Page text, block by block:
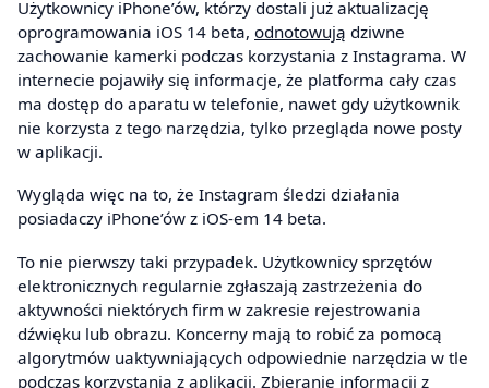
Użytkownicy iPhone’ów, którzy dostali już aktualizację
oprogramowania iOS 14 beta, odnotowują dziwne
zachowanie kamerki podczas korzystania z Instagrama. W
internecie pojawiły się informacje, że platforma cały czas
ma dostęp do aparatu w telefonie, nawet gdy użytkownik
nie korzysta z tego narzędzia, tylko przegląda nowe posty
w aplikacji.
Wygląda więc na to, że Instagram śledzi działania
posiadaczy iPhone’ów z iOS-em 14 beta.
To nie pierwszy taki przypadek. Użytkownicy sprzętów
elektronicznych regularnie zgłaszają zastrzeżenia do
aktywności niektórych firm w zakresie rejestrowania
dźwięku lub obrazu. Koncerny mają to robić za pomocą
algorytmów uaktywniających odpowiednie narzędzia w tle
podczas korzystania z aplikacji. Zbieranie informacji z